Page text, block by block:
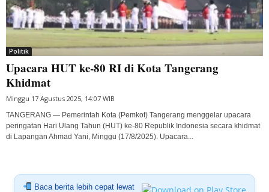
Politik
Upacara HUT ke-80 RI di Kota Tangerang
Khidmat
Minggu 17 Agustus 2025, 14:07 WIB
TANGERANG — Pemerintah Kota (Pemkot) Tangerang menggelar upacara
peringatan Hari Ulang Tahun (HUT) ke-80 Republik Indonesia secara khidmat
di Lapangan Ahmad Yani, Minggu (17/8/2025). Upacara...
Baca berita lebih cepat lewat